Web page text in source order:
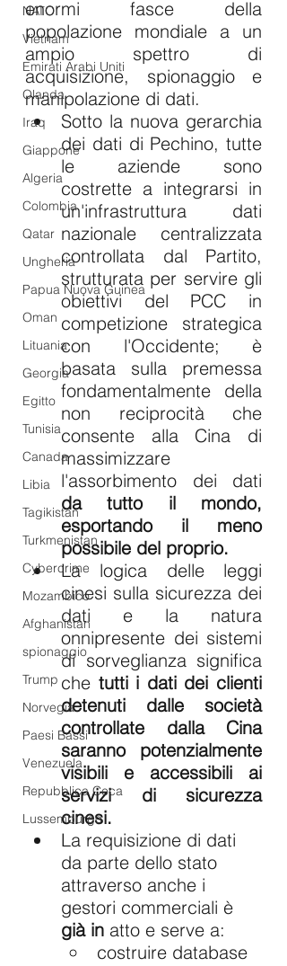
NATO
Vietnam
Emirati Arabi Uniti
Olanda
Iraq
Giappone
Algeria
Colombia
Qatar
Ungheria
Papua Nuova Guinea
Oman
Lituania
Georgia
Egitto
Tunisia
Canada
Libia
Tagikistan
Turkmenistan
Cybercrime
Mozambico
Afghanistan
spionaggio
Trump
Norvegia
Paesi Bassi
Venezuela
Repubblica Ceca
Lussemburgo
enormi fasce della
popolazione mondiale a un
ampio spettro di
acquisizione, spionaggio e
manipolazione di dati.
Sotto la nuova gerarchia
dei dati di Pechino, tutte
le aziende sono
costrette a integrarsi in
un'infrastruttura dati
nazionale centralizzata
controllata dal Partito,
strutturata per servire gli
obiettivi del PCC in
competizione strategica
con l'Occidente; è
basata sulla premessa
fondamentalmente della
non reciprocità che
consente alla Cina di
massimizzare
da tutto il mondo,
esportando il meno
possibile del proprio.
La logica delle leggi
cinesi sulla sicurezza dei
dati e la natura
onnipresente dei sistemi
di sorveglianza significa
che tutti i dati dei clienti
detenuti dalle società
controllate dalla Cina
saranno potenzialmente
visibili e accessibili ai
servizi di sicurezza
cinesi.
La requisizione di dati
da parte dello stato
attraverso anche i
gestori commerciali è
già in atto e serve a:
costruire database